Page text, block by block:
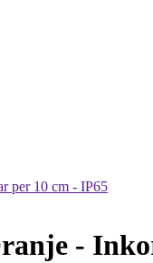
per 10 cm - IP65
-